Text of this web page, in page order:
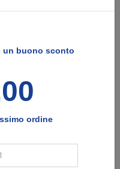
e dimensioni ø5,9 x 4,5
un buono sconto
ordine